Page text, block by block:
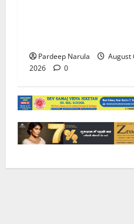
Pardeep Narula
August
2026
0